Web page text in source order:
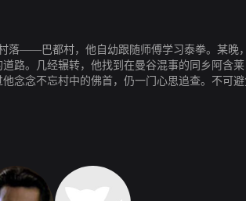
落——巴都村，他自幼跟随师傅学习泰拳。某
路。几经辗转，他找到在曼谷混事的同乡阿含
念念不忘村中的佛首，仍一门心思追查。不可